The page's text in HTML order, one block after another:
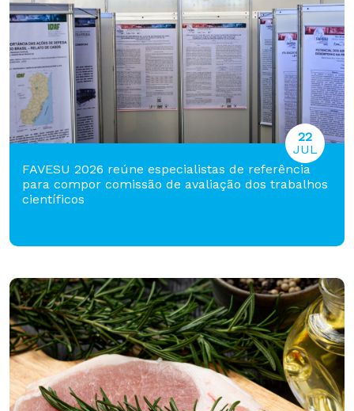
FAVESU 2026 reúne especialistas de referência
para compor comissão de avaliação dos trabalhos
científicos
22
JUL